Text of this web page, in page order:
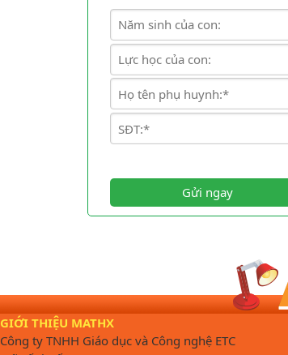
Gửi ngay
GIỚI THIỆU MATHX
Công ty TNHH Giáo dục và Công nghệ ETC